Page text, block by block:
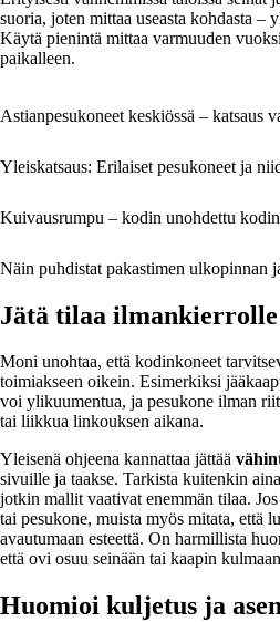
suoria, joten mittaa useasta kohdasta –
Käytä pienintä mittaa varmuuden
paikalleen.
Astianpesukoneet keskiössä – katsaus
Yleiskatsaus: Erilaiset pesukoneet ja
Kuivausrumpu – kodin unohdettu
Näin puhdistat pakastimen ulkopinnan
Jätä tilaa
Moni unohtaa, että kodinkoneet
toimiakseen oikein. Esimerkiksi
voi ylikuumentua, ja pesukone ilman
tai liikkua linkouksen aikana.
Yleisenä ohjeena kannattaa jättää
sivuille ja taakse. Tarkista kuitenkin
jotkin mallit vaativat enemmän tilaa.
tai pesukone, muista myös mitata, että
avautumaan esteettä. On harmillista
että ovi osuu seinään tai kaapin
Huomioi kuljetus ja